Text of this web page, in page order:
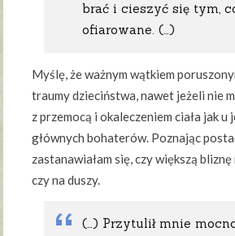
brać i cieszyć się tym,
ofiarowane. (…)
Myślę, że ważnym wątkiem
traumy dzieciństwa, nawet jeżeli nie
z przemocą i okaleczeniem ciała jak u
głównych bohaterów. Poznając
zastanawiałam się, czy większą
czy na duszy.
(…) Przytulił mnie